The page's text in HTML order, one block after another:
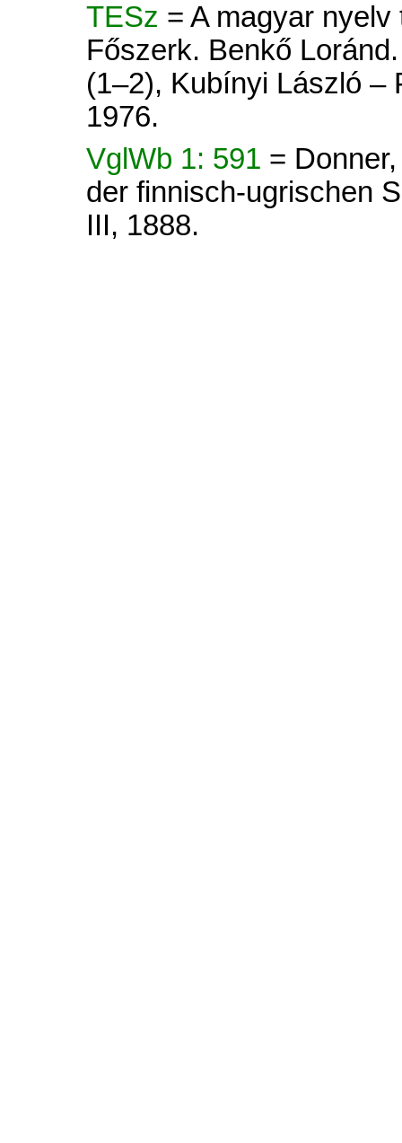
TESz = A magyar
Főszerk. Benkő
(1–2), Kubínyi László –
1976.
VglWb 1: 591 =
der finnisch-ugrischen
III, 1888.